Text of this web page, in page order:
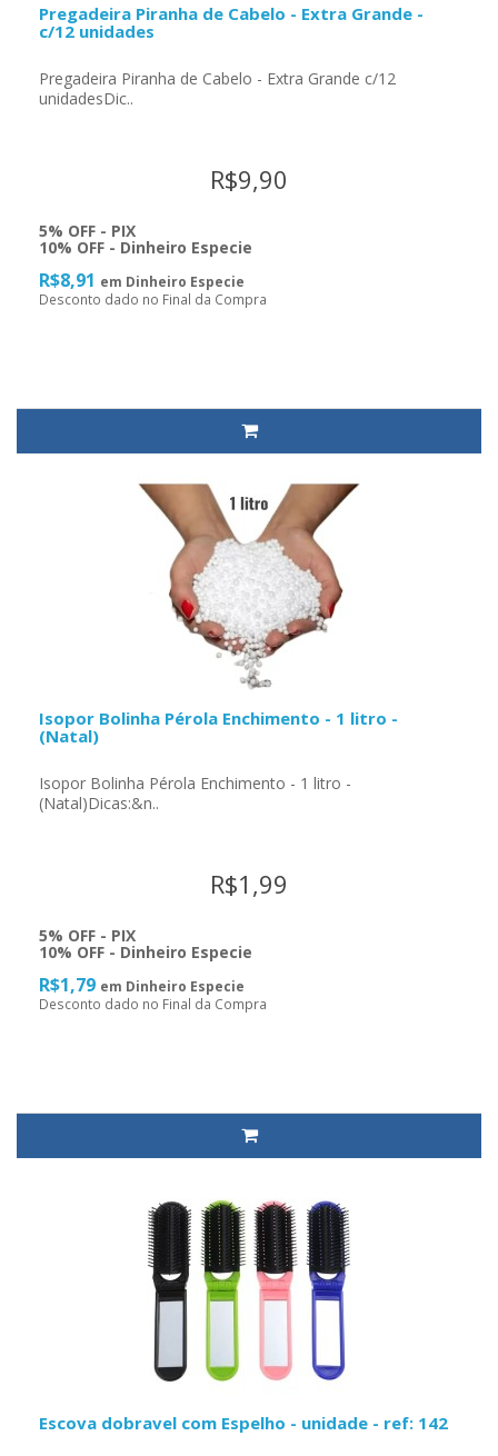
Pregadeira Piranha de Cabelo - Extra Grande -
c/12 unidades
Pregadeira Piranha de Cabelo - Extra Grande c/12
unidadesDic..
R$9,90
5% OFF - PIX
10% OFF - Dinheiro Especie
R$8,91 em Dinheiro Especie
Desconto dado no Final da Compra
Isopor Bolinha Pérola Enchimento - 1 litro -
(Natal)
Isopor Bolinha Pérola Enchimento - 1 litro -
(Natal)Dicas:&n..
R$1,99
5% OFF - PIX
10% OFF - Dinheiro Especie
R$1,79 em Dinheiro Especie
Desconto dado no Final da Compra
Escova dobravel com Espelho - unidade - ref: 142